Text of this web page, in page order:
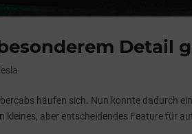
Detail
häufen sich. Nun konnte dadurch
kleines, aber entscheidendes Feature für